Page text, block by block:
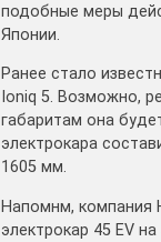
подобные меры
Японии.
Ранее стало
Ioniq 5. Возможно,
габаритам она
электрокара
1605 мм.
Напомнм, компания
электрокар 45 EV